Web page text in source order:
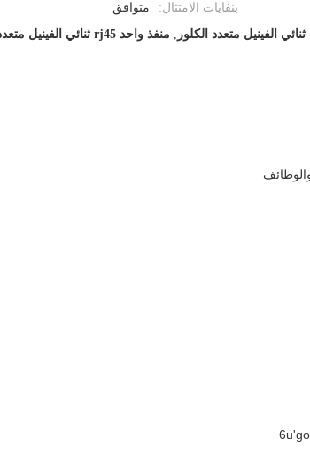
بنفايات الامتثال:
متوافق
, منفذ واحد rj45 ثنائي الفينيل متعدد الكلور جاك